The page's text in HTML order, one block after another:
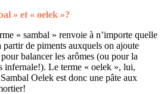
» et « oelek »?
« sambal » renvoie à n’importe quelle
partir de piments auxquels on ajoute
balancer les arômes (ou pour la
infernale!). Le terme « oelek », lui,
Oelek est donc une pâte aux